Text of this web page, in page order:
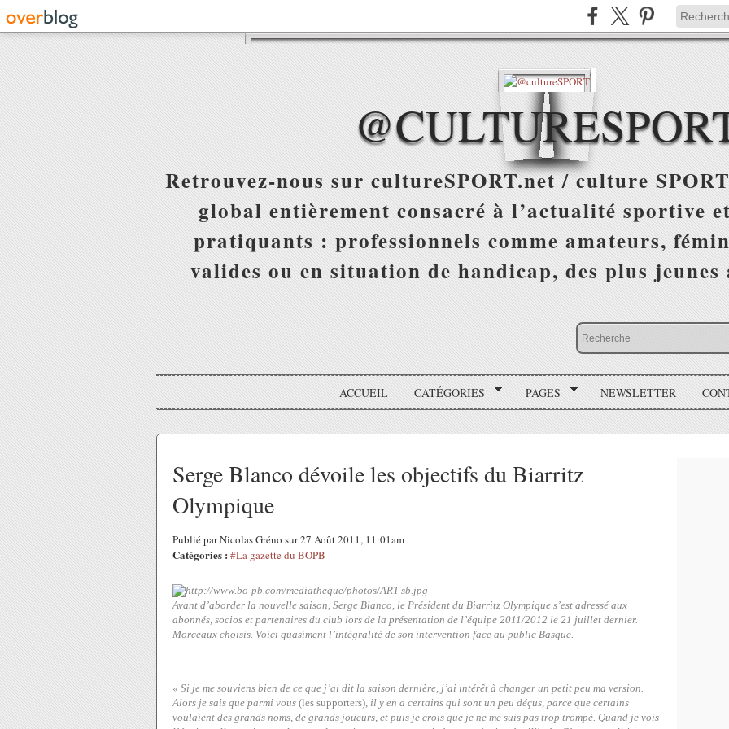
Retrouvez-nous sur cultureSPORT.net / culture
global entièrement consacré à l’actualité sportive
pratiquants : professionnels comme amateurs,
valides ou en situation de handicap, des plus
ACCUEIL CATÉGORIES PAGES NEWSLETTER
Serge Blanco dévoile les objectifs du Biarritz
Olympique
Publié par Nicolas Gréno sur 27 Août 2011, 11:01am
Catégories : #La gazette du BOPB
Avant d’aborder la nouvelle saison, Serge Blanco, le Président du Biarritz Olympique s’est adressé aux
abonnés, socios et partenaires du club lors de la présentation de l’équipe 2011/2012 le 21 juillet dernier.
Morceaux choisis. Voici quasiment l’intégralité de son intervention face au public Basque.
« Si je me souviens bien de ce que j’ai dit la saison dernière, j’ai intérêt à changer un petit peu ma version.
Alors je sais que parmi vous (les supporters), il y en a certains qui sont un peu déçus, parce que certains
voulaient des grands noms, de grands joueurs, et puis je crois que je ne me suis pas trop trompé. Quand je vois